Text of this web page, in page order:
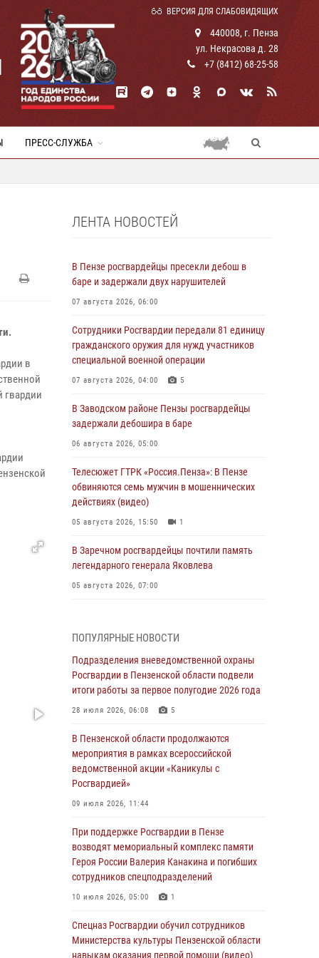
ВЕРСИЯ ДЛЯ СЛАБОВИДЯЩИХ
440008, г. Пенза
ул. Некрасова д. 28
+7 (8412) 68-25-58
ПРЕСС-СЛУЖБА
в
гвардии
ЛЕНТА НОВОСТЕЙ
В Пензе росгвардейцы пресекли дебош в
баре и задержали двух нарушителей
07 августа 2026, 06:00
Сотрудники Росгвардии передали 81 единицу
гражданского оружия для нужд участников
специальной военной операции
07 августа 2026, 04:00 5
В Заводском районе Пензы росгвардейцы
задержали дебошира в баре
06 августа 2026, 05:00
Телесюжет ГТРК «Россия.Пенза»: В Пензе
обвиняются семь мужчин в мошеннических
действиях (видео)
05 августа 2026, 15:50 1
В Заречном росгвардейцы почтили память
легендарного генерала Яковлева
05 августа 2026, 07:00
с вооружением и техникой Росгвардии
05 августа 2026, 06:15 6
В Пензе сотрудники Росгвардии оказали
помощь дезориентированному пенсионеру
В Пензе при силовой поддержке Росгвардии
пресечена деятельность ОПГ,
маскировавшейся под реабилитационный
центр (видео)
В Управлении Росгвардии по Пензенской
области подвели итоги работы за первое
полугодие 2026 года
04 августа 2026, 06:08
Росгвардия обеспечила безопасность
праздничных мероприятий в День ВДВ в
ПОПУЛЯРНЫЕ НОВОСТИ
Подразделения вневедомственной охраны
Росгвардии в Пензенской области подвели
итоги работы за первое полугодие 2026 года
28 июля 2026, 06:08 5
В Пензенской области продолжаются
мероприятия в рамках всероссийской
ведомственной акции «Каникулы с
Росгвардией»
09 июля 2026, 11:44
При поддержке Росгвардии в Пензе
возводят мемориальный комплекс памяти
Героя России Валерия Канакина и погибших
сотрудников спецподразделений
10 июля 2026, 05:00 1
Спецназ Росгвардии обучил сотрудников
Министерства культуры Пензенской области
навыкам оказания первой помощи (видео)